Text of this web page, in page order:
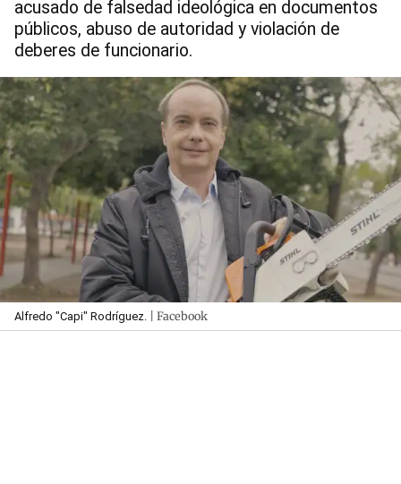
acusado de falsedad ideológica en documentos
públicos, abuso de autoridad y violación de
deberes de funcionario.
Alfredo "Capi" Rodríguez. | Facebook